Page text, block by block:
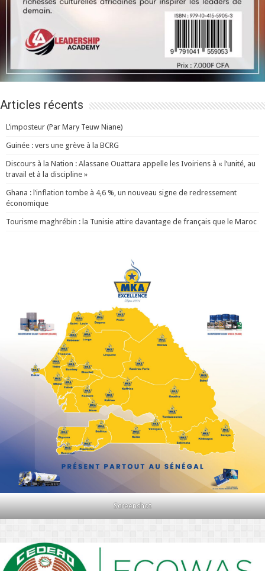
Articles récents
L’imposteur (Par Mary Teuw Niane)
Guinée : vers une grève à la BCRG
Discours à la Nation : Alassane Ouattara appelle les Ivoiriens à « l’unité, au
travail et à la discipline »
Ghana : l’inflation tombe à 4,6 %, un nouveau signe de redressement
économique
Tourisme maghrébin : la Tunisie attire davantage de français que le Maroc
Screenshot